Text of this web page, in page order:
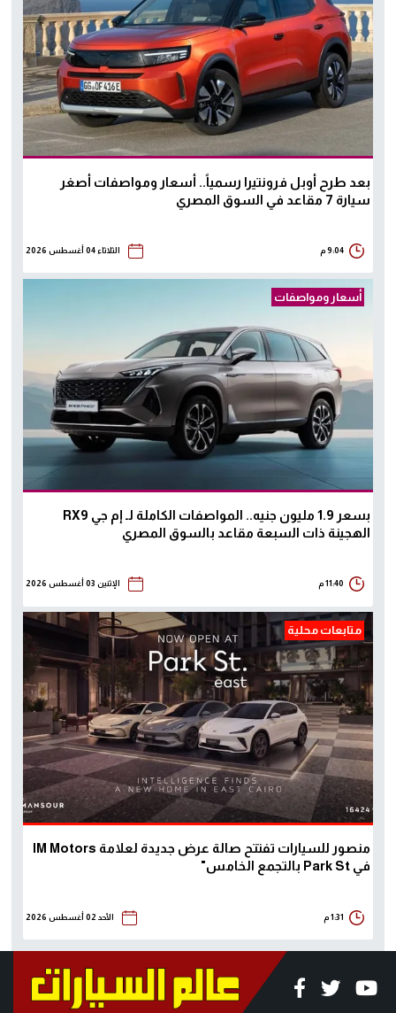
بعد طرح أوبل فرونتيرا رسمياً.. أسعار ومواصفات أصغر
سيارة 7 مقاعد في السوق المصري
9:04 م الثلاثاء 04 أغسطس 2026
أسعار ومواصفات
بسعر 1.9 مليون جنيه.. المواصفات الكاملة لـ إم جي RX9
الهجينة ذات السبعة مقاعد بالسوق المصري
11:40 م الإثنين 03 أغسطس 2026
متابعات محلية
منصور للسيارات تفتتح صالة عرض جديدة لعلامة IM Motors
في Park St بالتجمع الخامس"
1:31 م الأحد 02 أغسطس 2026